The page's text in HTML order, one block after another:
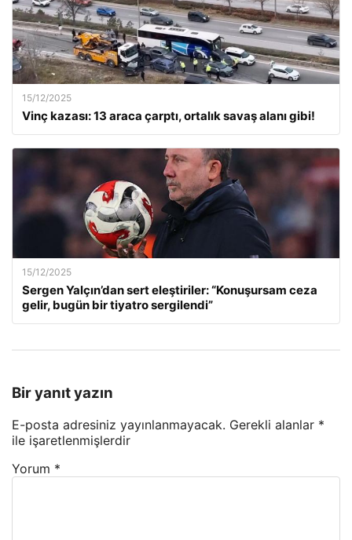
15/12/2025
Vinç kazası: 13 araca çarptı, ortalık savaş alanı gibi!
15/12/2025
Sergen Yalçın’dan sert eleştiriler: “Konuşursam ceza
gelir, bugün bir tiyatro sergilendi”
Bir yanıt yazın
E-posta adresiniz yayınlanmayacak. Gerekli alanlar *
ile işaretlenmişlerdir
Yorum *